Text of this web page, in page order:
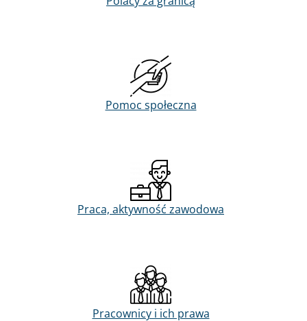
Pomoc społeczna
Praca, aktywność zawodowa
Pracownicy i ich prawa